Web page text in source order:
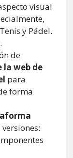
visual
y Pádel.
.
de
la web de
para
forma